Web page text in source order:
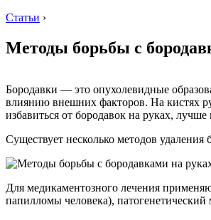
Статьи ›
Методы борьбы с
Бородавки — это опухолевидные
влиянию внешних факторов. На кистях
избавиться от бородавок на руках, лучше
Существует несколько методов
Для медикаментозного лечения
папилломы человека),